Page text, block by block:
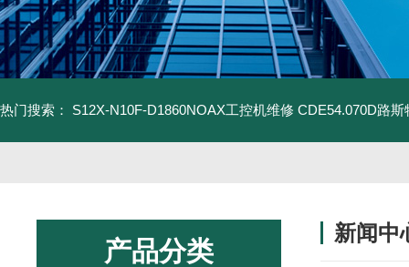
热门搜索： S12X-N10F-D1860NOAX工控机维修 CDE54.070D路
产品分类
新闻中